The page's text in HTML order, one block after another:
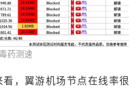
药测速
，翼游机场节点在线率很